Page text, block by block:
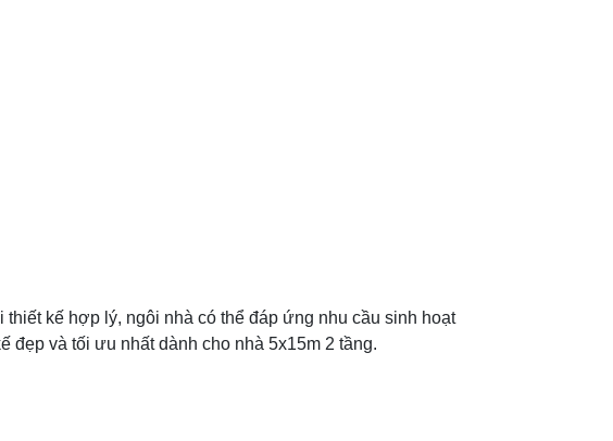
kế hợp lý, ngôi nhà có thể đáp ứng nhu cầu sinh hoạt
đẹp và tối ưu nhất dành cho nhà 5x15m 2 tầng.